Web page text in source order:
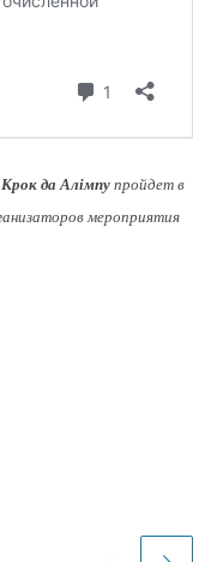
да Алімпупройдет в
мероприятия